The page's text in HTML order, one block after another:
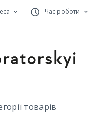
Час роботи
товарів